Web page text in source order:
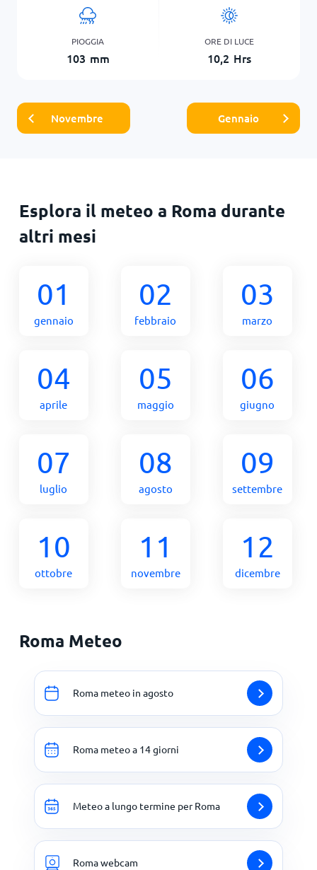
PIOGGIA
103 mm
ORE DI LUCE
10,2 Hrs
Novembre Gennaio
Esplora il meteo a Roma durante
altri mesi
01
gennaio
02
febbraio
03
marzo
04
aprile
05
maggio
06
giugno
07
luglio
08
agosto
09
settembre
10
ottobre
11
novembre
12
dicembre
Roma Meteo
Roma meteo in agosto
Roma meteo a 14 giorni
Meteo a lungo termine per Roma
Roma webcam